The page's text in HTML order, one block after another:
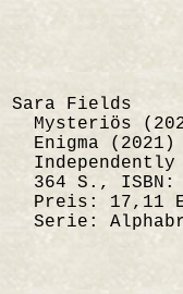
Sara Fields
Mysteriös
Enigma (2021)
364 S., ISBN:
Preis: 17,11
Serie: